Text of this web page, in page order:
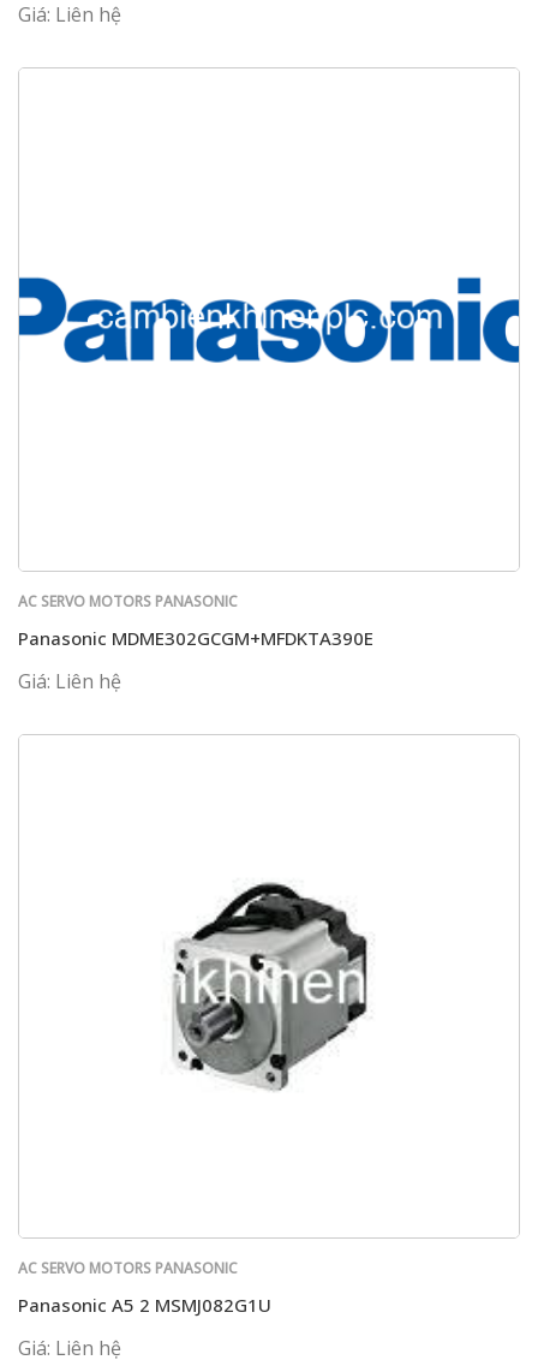
Giá: Liên hệ
AC SERVO MOTORS PANASONIC
Panasonic MDME302GCGM+MFDKTA390E
Giá: Liên hệ
AC SERVO MOTORS PANASONIC
Panasonic A5 2 MSMJ082G1U
Giá: Liên hệ